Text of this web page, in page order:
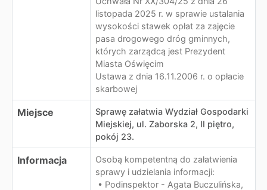
listopada 2025 r. w sprawie ustalania
wysokości stawek opłat za zajęcie
pasa drogowego dróg gminnych,
których zarządcą jest Prezydent
Miasta Oświęcim
Ustawa z dnia 16.11.2006 r. o opłacie
skarbowej
Miejsce
Sprawę załatwia Wydział Gospodarki
Miejskiej, ul. Zaborska 2, II piętro,
pokój 23.
Informacja
Osobą kompetentną do załatwienia
sprawy i udzielania informacji:
• Podinspektor - Agata Buczulińska,